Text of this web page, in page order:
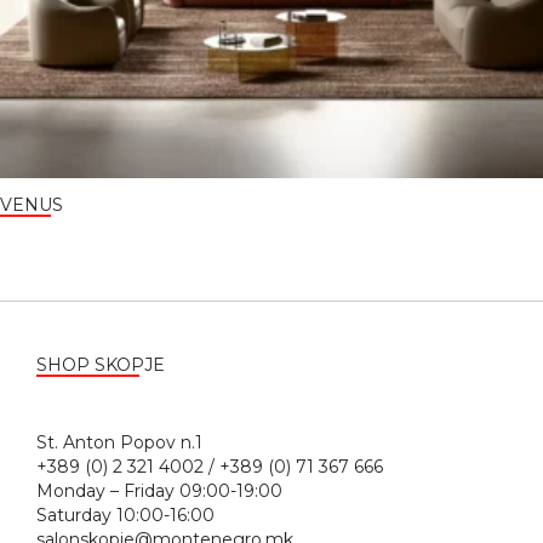
VENUS
SHOP SKOPJE
St. Anton Popov n.1
+389 (0) 2 321 4002 / +389 (0) 71 367 666
Monday – Friday 09:00-19:00
Saturday 10:00-16:00